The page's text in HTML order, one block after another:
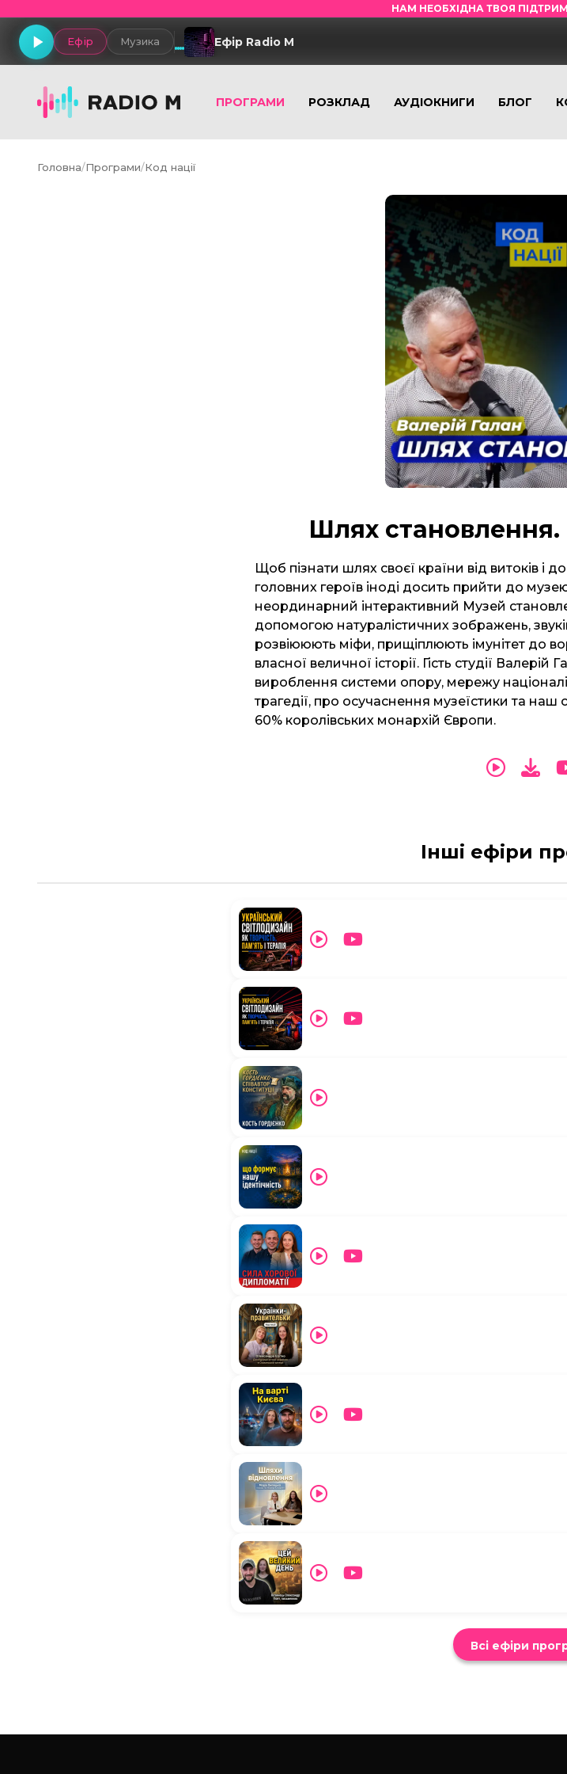
НАМ НЕОБХІДНА ТВОЯ
Ефір Музика Ефір Radio M
ПРОГРАМИ РОЗКЛАД АУДІОКНИГИ БЛОГ
Головна/Програми/Код нації
Шлях становлення.
Щоб пізнати шлях своєї країни від витоків і
головних героїв іноді досить прийти до
неординарний інтерактивний Музей
допомогою натуралістичних зображень,
розвіююють міфи, прищіплюють імунітет до
власної величної історії. Гість студії
вироблення системи опору, мережу
трагедії, про осучаснення музеїстики та
60% королівських монархій Європи.
Інші ефіри
Всі ефіри